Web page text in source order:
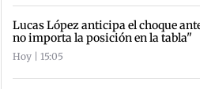
Lucas López anticipa el choque
no importa la posición en la tabla"
Hoy | 15:05